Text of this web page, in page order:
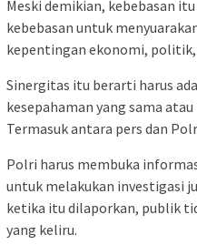
Meski demikian, kebebasan
kebebasan untuk
kepentingan ekonomi, politik,
Sinergitas itu berarti harus
kesepahaman yang sama
Termasuk antara pers dan
Polri harus membuka
untuk melakukan investigasi
ketika itu dilaporkan, publik
yang keliru.